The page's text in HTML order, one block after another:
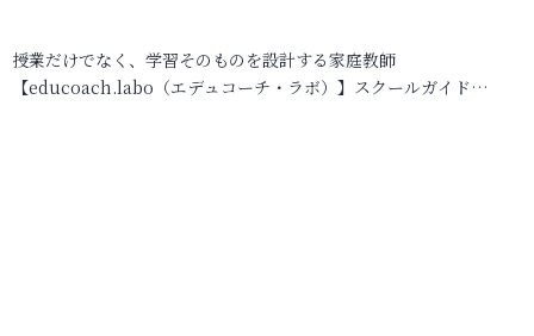
授業だけでなく、学習そのものを設計する家庭教師
【educoach.labo（エデュコーチ・ラボ）】スクールガイド…